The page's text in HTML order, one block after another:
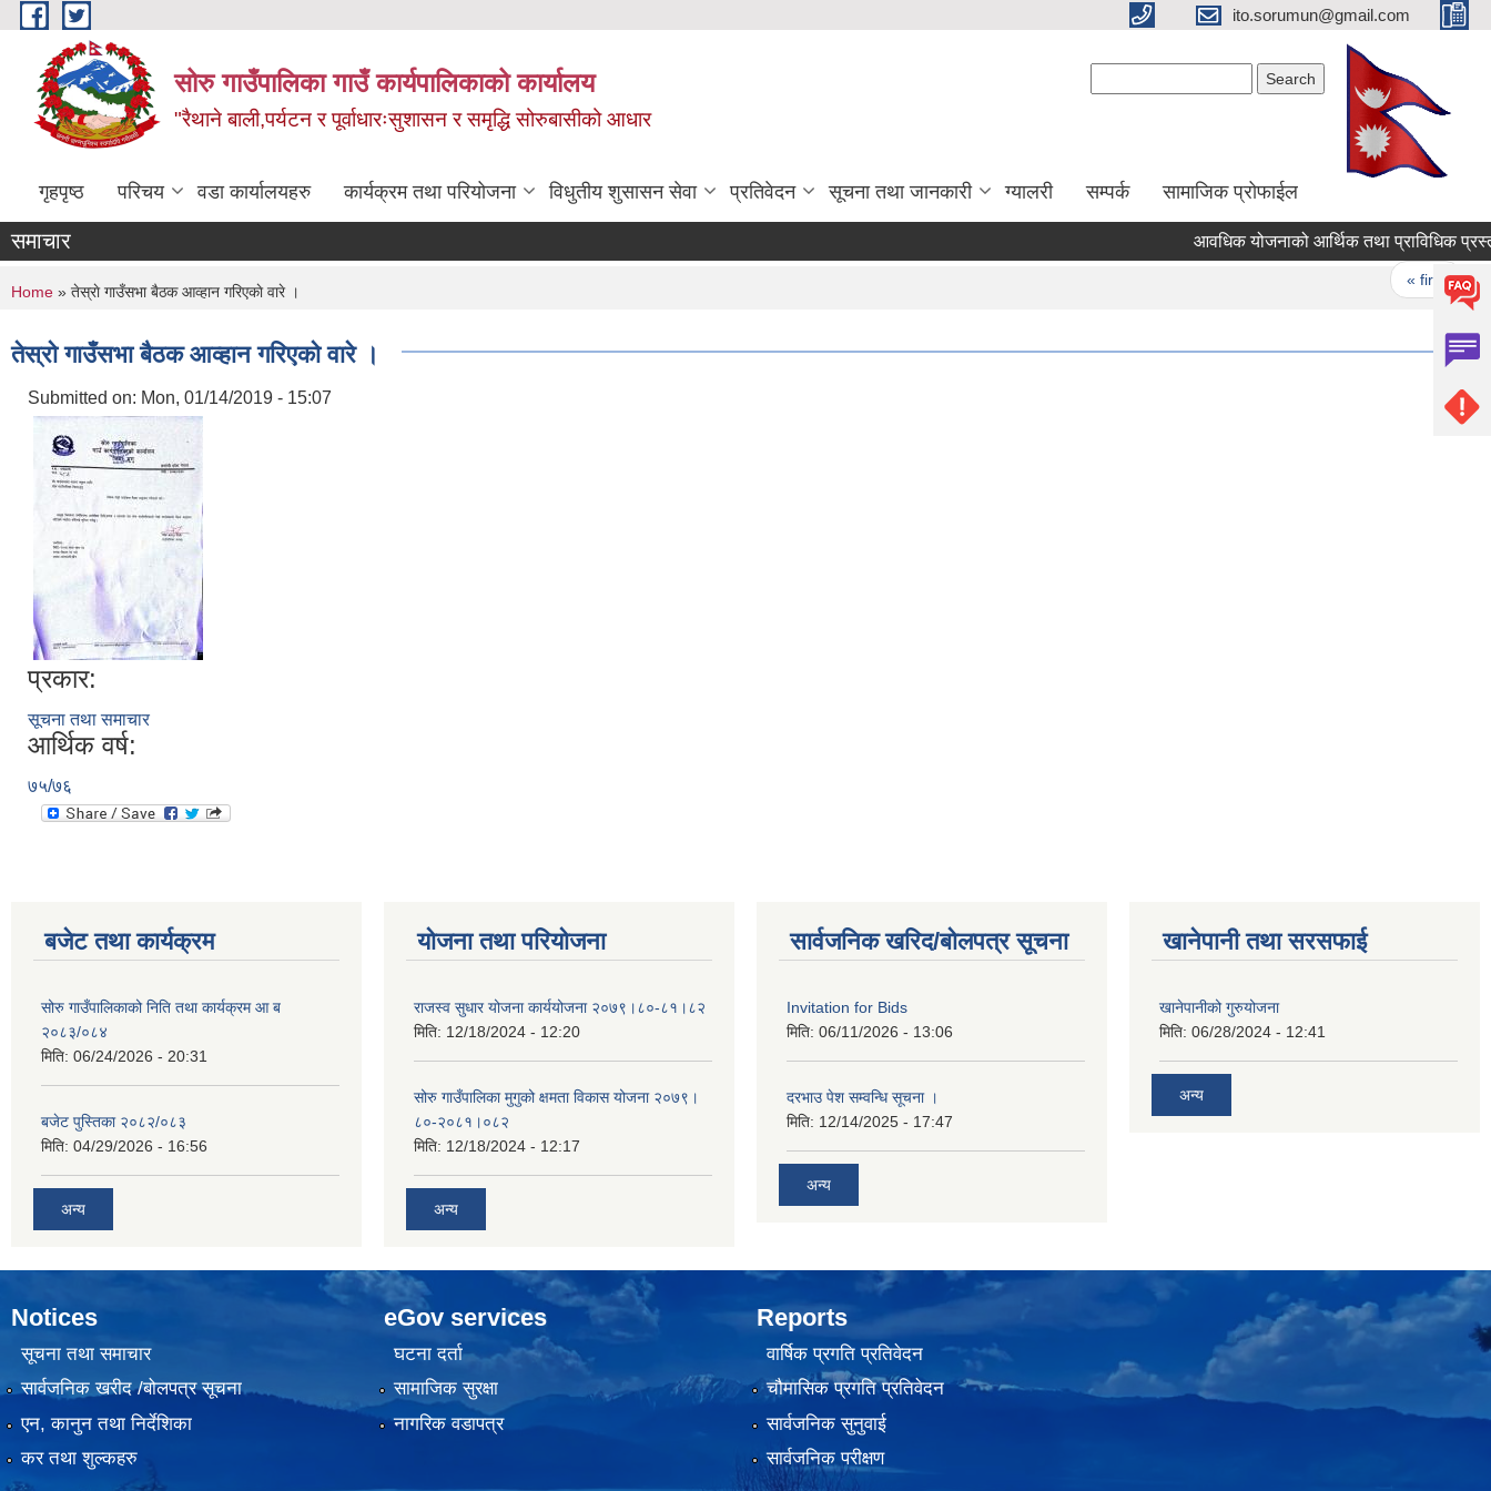
Skip to main content ito.sorumun@gmail.com
सोरु गाउँपालिका गाउँ कार्यपालिकाको कार्यालय
"रैथाने बाली,पर्यटन र पूर्वाधारःसुशासन र समृद्धि सोरुबासीको आधार
गृहपृष्ठ परिचय वडा कार्यालयहरु कार्यक्रम तथा परियोजना विधुतीय शुसासन सेवा प्रतिवेदन सूचना तथा जानकारी ग्यालरी सम्पर्क सामाजिक प्रोफाईल
समाचार आवधिक योजनाको आर्थिक तथा प्राविधिक
« first
You are here
Home » तेस्राे गाउँसभा बैठक आव्हान गरिएकाे वारे ।
तेस्राे गाउँसभा बैठक आव्हान गरिएकाे वारे ।
Submitted on: Mon, 01/14/2019 - 15:07
प्रकार:
सूचना तथा समाचार
आर्थिक वर्ष:
७५/७६
बजेट तथा कार्यक्रम
सोरु गाउँपालिकाको निति तथा कार्यक्रम आ ब
२०८३/०८४
मिति: 06/24/2026 - 20:31
बजेट पुस्तिका २०८२/०८३
मिति: 04/29/2026 - 16:56
अन्य
योजना तथा परियोजना
राजस्व सुधार योजना कार्ययोजना २०७९।८०-८१।८२
मिति: 12/18/2024 - 12:20
सोरु गाउँपालिका मुगुको क्षमता विकास योजना २०७९।
८०-२०८१।०८२
मिति: 12/18/2024 - 12:17
अन्य
सार्वजनिक खरिद/बोलपत्र सूचना
Invitation for Bids
मिति: 06/11/2026 - 13:06
दरभाउ पेश सम्वन्धि सूचना ।
मिति: 12/14/2025 - 17:47
अन्य
खानेपानी तथा सरसफाई
खानेपानीको गुरुयोजना
मिति: 06/28/2024 - 12:41
अन्य
Notices
सूचना तथा समाचार
सार्वजनिक खरीद /बोलपत्र सूचना
एन, कानुन तथा निर्देशिका
कर तथा शुल्कहरु
eGov services
घटना दर्ता
सामाजिक सुरक्षा
नागरिक वडापत्र
Reports
वार्षिक प्रगति प्रतिवेदन
चौमासिक प्रगति प्रतिवेदन
सार्वजनिक सुनुवाई
सार्वजनिक परीक्षण